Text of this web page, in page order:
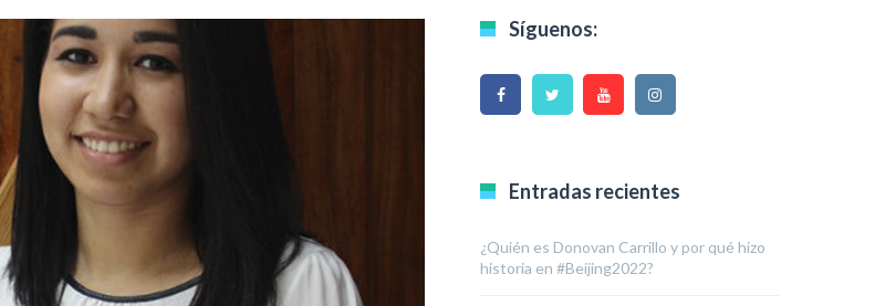
Síguenos:
Entradas recientes
¿Quién es Donovan Carrillo y por qué hizo
historia en #Beijing2022?